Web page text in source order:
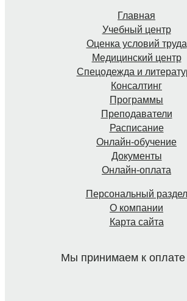
Главная
Учебный центр
Оценка условий труда
Медицинский центр
Спецодежда и
Консалтинг
Программы
Преподаватели
Расписание
Онлайн-обучение
Документы
Онлайн-оплата
Персональный раздел
О компании
Карта сайта
Мы принимаем к оплате